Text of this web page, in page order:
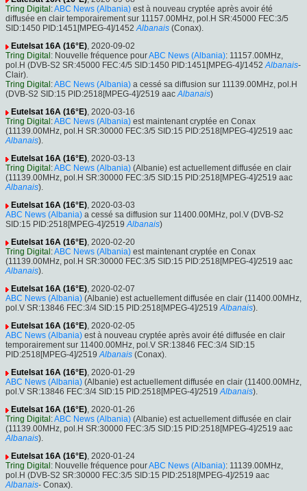
Tring Digital :ABC News (Albania) est à nouveau cryptée après avoir été
diffusée en clair temporairement sur 11157.00MHz, pol.H SR:45000 FEC:3/5
SID:1450 PID:1451[MPEG-4]/1452 Albanais (Conax).
Eutelsat 16A (16°E), 2020-09-02
Tring Digital : Nouvelle fréquence pourABC News (Albania): 11157.00MHz,
pol.H (DVB-S2 SR:45000 FEC:4/5 SID:1450 PID:1451[MPEG-4]/1452 Albanais-
Clair).
Tring Digital :ABC News (Albania) a cessé sa diffusion sur 11139.00MHz, pol.H
(DVB-S2 SID:15 PID:2518[MPEG-4]/2519 aac Albanais)
Eutelsat 16A (16°E), 2020-03-16
Tring Digital :ABC News (Albania) est maintenant cryptée en Conax
(11139.00MHz, pol.H SR:30000 FEC:3/5 SID:15 PID:2518[MPEG-4]/2519 aac
Albanais).
Eutelsat 16A (16°E), 2020-03-13
Tring Digital :ABC News (Albania) (Albanie) est actuellement diffusée en clair
(11139.00MHz, pol.H SR:30000 FEC:3/5 SID:15 PID:2518[MPEG-4]/2519 aac
Albanais).
Eutelsat 16A (16°E), 2020-03-03
ABC News (Albania) a cessé sa diffusion sur 11400.00MHz, pol.V (DVB-S2
SID:15 PID:2518[MPEG-4]/2519 Albanais)
Eutelsat 16A (16°E), 2020-02-20
Tring Digital :ABC News (Albania) est maintenant cryptée en Conax
(11139.00MHz, pol.H SR:30000 FEC:3/5 SID:15 PID:2518[MPEG-4]/2519 aac
Albanais).
Eutelsat 16A (16°E), 2020-02-07
ABC News (Albania) (Albanie) est actuellement diffusée en clair (11400.00MHz,
pol.V SR:13846 FEC:3/4 SID:15 PID:2518[MPEG-4]/2519 Albanais).
Eutelsat 16A (16°E), 2020-02-05
ABC News (Albania) est à nouveau cryptée après avoir été diffusée en clair
temporairement sur 11400.00MHz, pol.V SR:13846 FEC:3/4 SID:15
PID:2518[MPEG-4]/2519 Albanais (Conax).
Eutelsat 16A (16°E), 2020-01-29
ABC News (Albania) (Albanie) est actuellement diffusée en clair (11400.00MHz,
pol.V SR:13846 FEC:3/4 SID:15 PID:2518[MPEG-4]/2519 Albanais).
Eutelsat 16A (16°E), 2020-01-26
Tring Digital :ABC News (Albania) (Albanie) est actuellement diffusée en clair
(11139.00MHz, pol.H SR:30000 FEC:3/5 SID:15 PID:2518[MPEG-4]/2519 aac
Albanais).
Eutelsat 16A (16°E), 2020-01-24
Tring Digital : Nouvelle fréquence pourABC News (Albania): 11139.00MHz,
pol.H (DVB-S2 SR:30000 FEC:3/5 SID:15 PID:2518[MPEG-4]/2519 aac
Albanais- Conax).